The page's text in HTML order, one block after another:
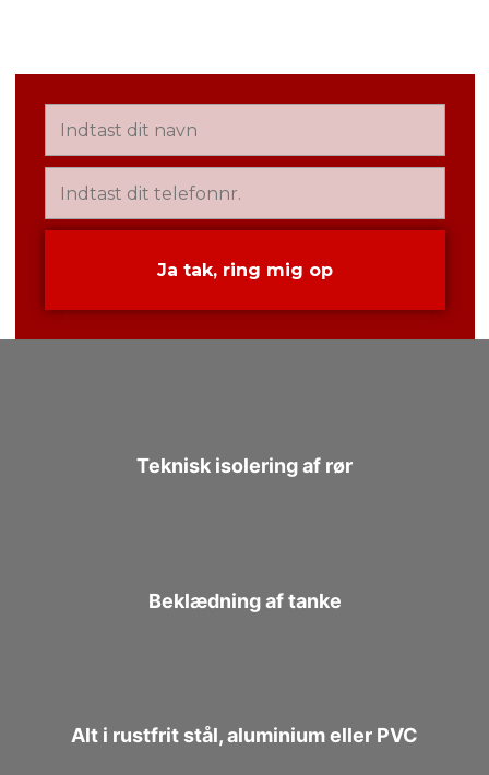
​Teknisk isolering af rør
Beklædning af tanke​
Alt i rustfrit stål, aluminium eller PVC​​